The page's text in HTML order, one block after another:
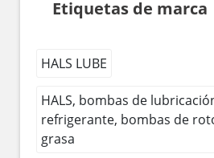
Etiquetas de marca
HALS LUBE
HALS, bombas de
refrigerante, bombas de
grasa